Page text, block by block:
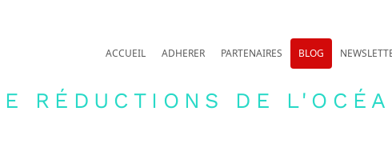
ACCUEIL ADHERER PARTENAIRES BLOG
RÉDUCTIONS DE